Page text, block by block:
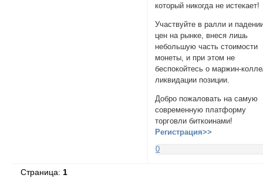
который никогда не истекает!
Участвуйте в ралли и
цен на рынке, внеся лишь
небольшую часть стоимости
монеты, и при этом не
беспокойтесь о маржин-
ликвидации позиции.
Добро пожаловать на самую
современную платформу
торговли биткоинами!
Регистрация>>
0
Страница: 1